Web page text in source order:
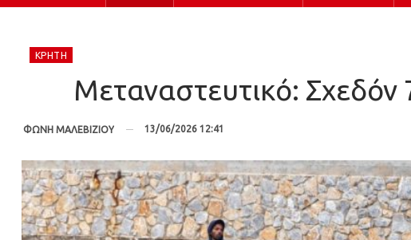
ΚΡΉΤΗ
Μεταναστευτικό:
ΦΩΝΗ ΜΑΛΕΒΙΖΙΟΥ 13/06/2026 12:41